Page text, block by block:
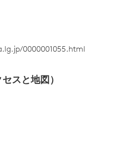
0000001055.html
スと地図）